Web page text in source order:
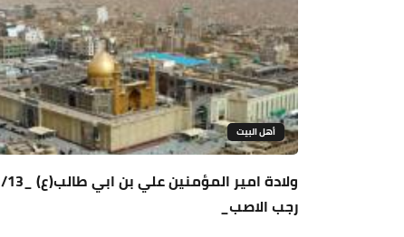
أهل البيت
ولادة امير المؤمنين علي بن ابي طالب(ع) _13/
رجب الاصب_